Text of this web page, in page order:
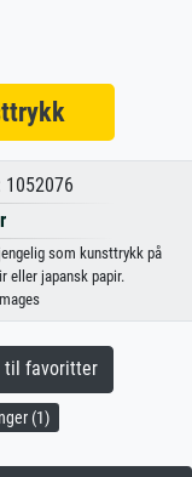
som kunsttrykk på
eller japansk papir.
til favoritter
(1)